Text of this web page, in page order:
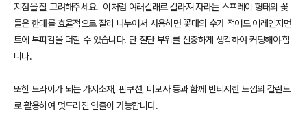
지점을 잘 고려해주세요. 이처럼 여러갈래로 갈라져 자라는 스프레이 형태의 꽃
들은 한대를 효율적으로 잘라 나누어서 사용하면 꽃대의 수가 적어도 어레인지먼
트에 부피감을 더할 수 있습니다. 단 절단 부위를 신중하게 생각하여 커팅해야 합
니다.
또한 드라이가 되는 가지소재, 핀쿠션, 미모사 등과 함께 빈티지한 느낌의 갈란드
로 활용하여 멋드러진 연출이 가능합니다.